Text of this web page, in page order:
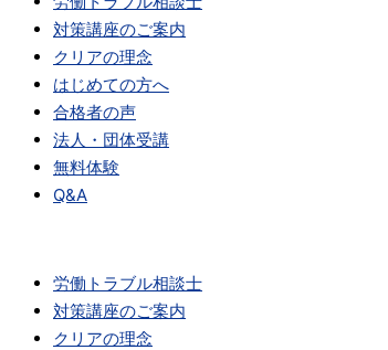
対策講座のご案内
クリアの理念
はじめての方へ
合格者の声
法人・団体受講
無料体験
Q&A
労働トラブル相談士
対策講座のご案内
クリアの理念